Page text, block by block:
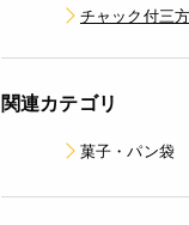
チャック付三
関連カテゴリ
菓子・パン袋